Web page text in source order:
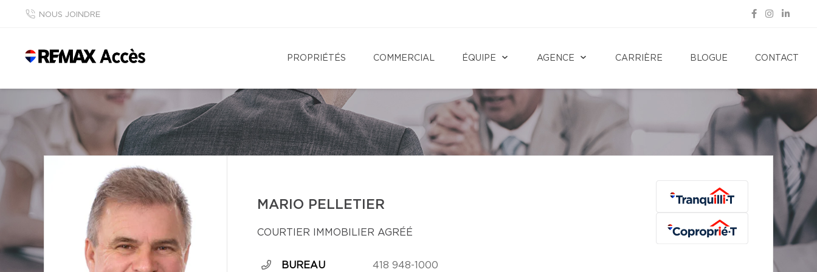
NOUS JOINDRE
PROPRIÉTÉS COMMERCIAL ÉQUIPE AGENCE CARRIÈRE BLOGUE CONTACT
MARIO PELLETIER
COURTIER IMMOBILIER AGRÉÉ
BUREAU 418 948-1000